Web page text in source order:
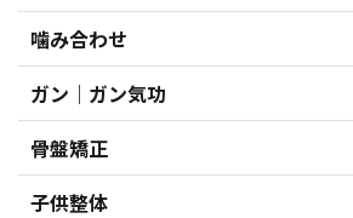
噛み合わせ
ガン｜ガン気功
骨盤矯正
子供整体